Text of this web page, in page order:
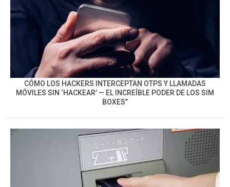
CÓMO LOS HACKERS INTERCEPTAN OTPS Y LLAMADAS
MÓVILES SIN ‘HACKEAR’ — EL INCREÍBLE PODER DE LOS SIM
BOXES”